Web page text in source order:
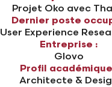
Projet Oko avec
Dernier poste
User Experience
Entreprise :
Glovo
Profil
Architecte &